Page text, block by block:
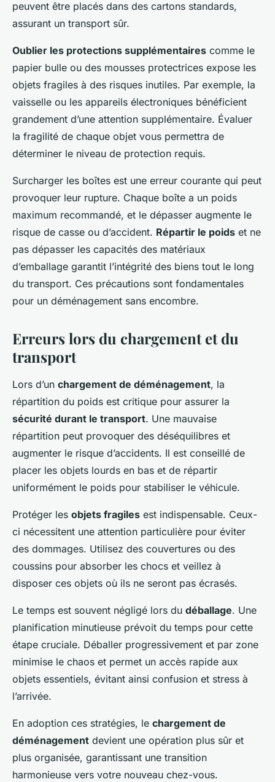
peuvent être placés dans des cartons standards,
assurant un transport sûr.
Oublier les protections supplémentaires comme le
papier bulle ou des mousses protectrices expose les
objets fragiles à des risques inutiles. Par exemple, la
vaisselle ou les appareils électroniques bénéficient
grandement d’une attention supplémentaire. Évaluer
la fragilité de chaque objet vous permettra de
déterminer le niveau de protection requis.
Surcharger les boîtes est une erreur courante qui peut
provoquer leur rupture. Chaque boîte a un poids
maximum recommandé, et le dépasser augmente le
risque de casse ou d’accident. Répartir le poids et ne
pas dépasser les capacités des matériaux
d’emballage garantit l’intégrité des biens tout le long
du transport. Ces précautions sont fondamentales
pour un déménagement sans encombre.
Erreurs lors du chargement et du
transport
Lors d’un chargement de déménagement, la
répartition du poids est critique pour assurer la
sécurité durant le transport. Une mauvaise
répartition peut provoquer des déséquilibres et
augmenter le risque d’accidents. Il est conseillé de
placer les objets lourds en bas et de répartir
uniformément le poids pour stabiliser le véhicule.
Protéger les objets fragiles est indispensable. Ceux-
ci nécessitent une attention particulière pour éviter
des dommages. Utilisez des couvertures ou des
coussins pour absorber les chocs et veillez à
disposer ces objets où ils ne seront pas écrasés.
Le temps est souvent négligé lors du déballage. Une
planification minutieuse prévoit du temps pour cette
étape cruciale. Déballer progressivement et par zone
minimise le chaos et permet un accès rapide aux
objets essentiels, évitant ainsi confusion et stress à
l’arrivée.
En adoption ces stratégies, le chargement de
déménagement devient une opération plus sûr et
plus organisée, garantissant une transition
harmonieuse vers votre nouveau chez-vous.